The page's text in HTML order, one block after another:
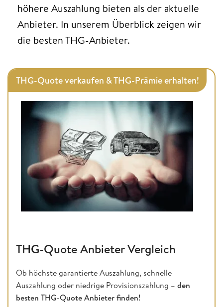
höhere Auszahlung bieten als der aktuelle
Anbieter. In unserem Überblick zeigen wir
die besten THG-Anbieter.
THG-Quote verkaufen & THG-Prämie erhalten!
THG-Quote Anbieter Vergleich
Ob höchste garantierte Auszahlung, schnelle
Auszahlung oder niedrige Provisionszahlung – den
besten THG-Quote Anbieter finden!